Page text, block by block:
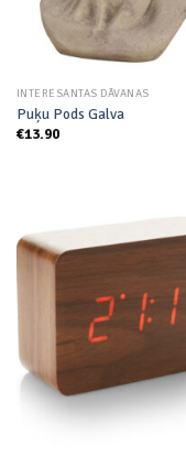
INTERESANTAS DĀVANAS
Puķu Pods Galva
€13.90